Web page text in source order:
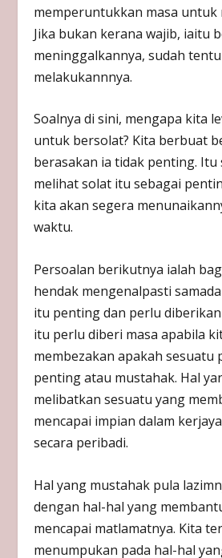
memperuntukkan masa untuk
Jika bukan kerana wajib, iaitu
meninggalkannya, sudah
melakukannnya.
Soalnya di sini, mengapa kita
untuk bersolat? Kita berbuat
berasakan ia tidak penting. Itu
melihat solat itu sebagai
kita akan segera
waktu.
Persoalan berikutnya ialah
hendak mengenalpasti
itu penting dan perlu diberikan
itu perlu diberi masa apabila
membezakan apakah sesuatu
penting atau mustahak. Hal
melibatkan sesuatu yang
mencapai impian dalam
secara peribadi.
Hal yang mustahak pula
dengan hal-hal yang
mencapai matlamatnya. Kita
menumpukan pada hal-hal